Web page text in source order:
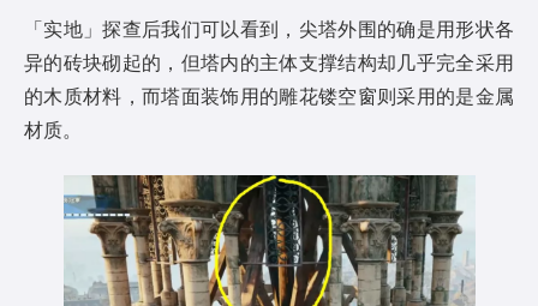
「实地」探查后我们可以看到，尖塔外围的确是用形状各
异的砖块砌起的，但塔内的主体支撑结构却几乎完全采用
的木质材料，而塔面装饰用的雕花镂空窗则采用的是金属
材质。